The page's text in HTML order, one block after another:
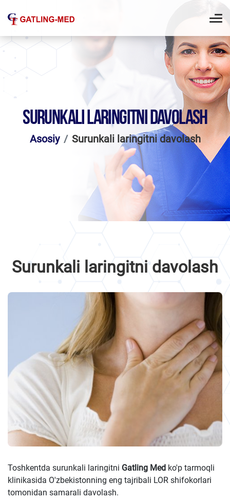
SURUNKALI LARINGITNI DAVOLASH
Asosiy Surunkali laringitni davolash
Surunkali laringitni davolash
Toshkentda surunkali laringitni Gatling Med ko'p tarmoqli
klinikasida O'zbekistonning eng tajribali LOR shifokorlari
tomonidan samarali davolash.